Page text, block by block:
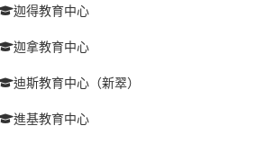
迦得教育中心
迦拿教育中心
迪斯教育中心（新翠）
進基教育中心